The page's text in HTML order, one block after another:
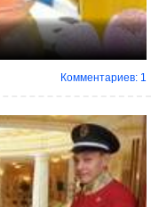
Комментариев: 1